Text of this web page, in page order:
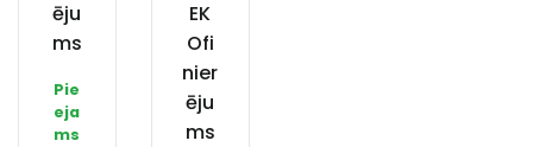
ēju
ms
Pie
eja
ms
EK
Ofi
nier
ēju
ms